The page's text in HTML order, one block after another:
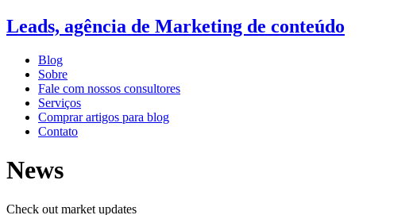
Leads, agência de Marketing de conteúdo
Blog
Sobre
Fale com nossos consultores
Serviços
Comprar artigos para blog
Contato
News
Check out market updates